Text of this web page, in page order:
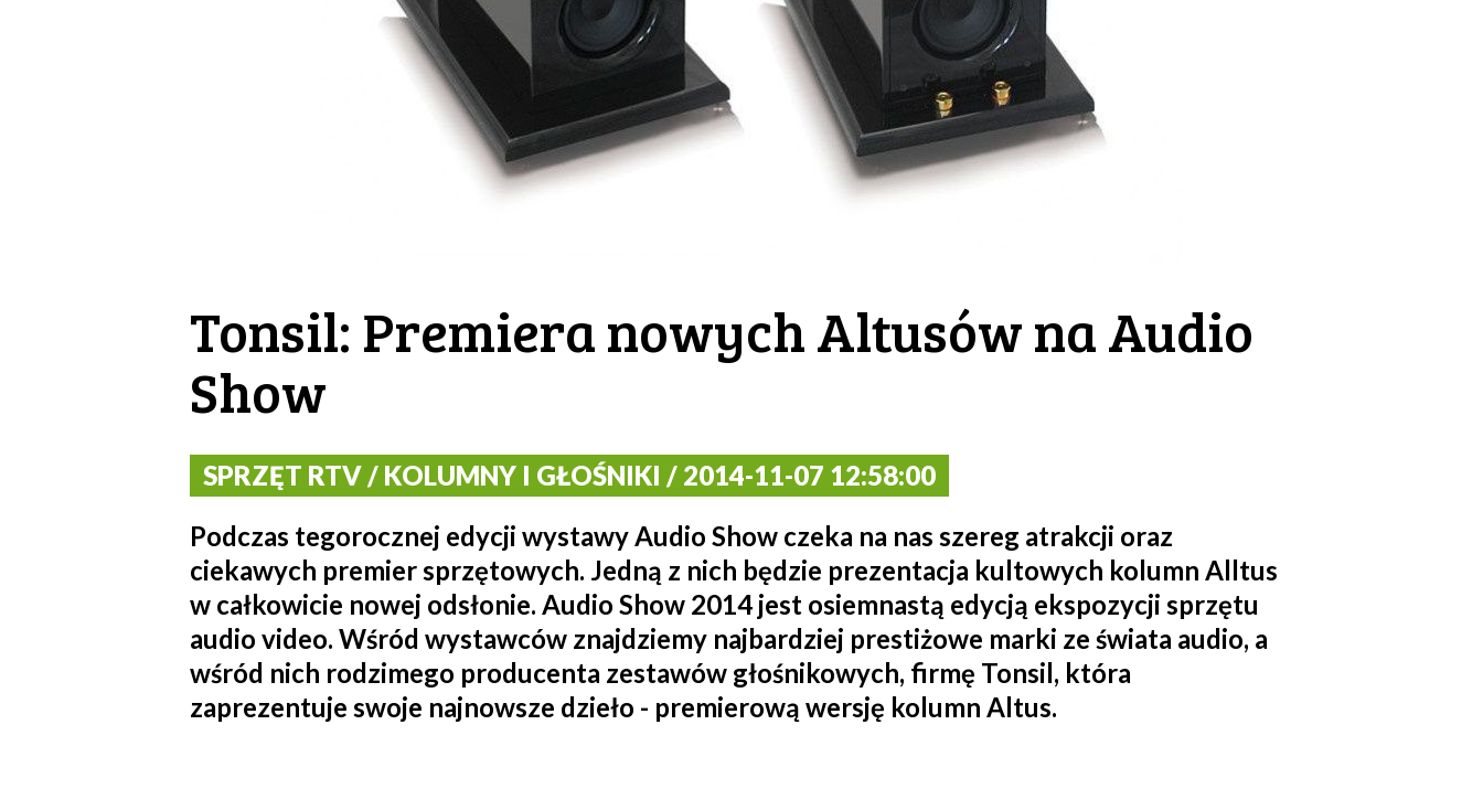
Tonsil: Premiera nowych Altusów na Audio
Show
SPRZĘT RTV / KOLUMNY I GŁOŚNIKI / 2014-11-07 12:58:00
Podczas tegorocznej edycji wystawy Audio Show czeka na nas szereg atrakcji oraz
ciekawych premier sprzętowych. Jedną z nich będzie prezentacja kultowych kolumn Alltus
w całkowicie nowej odsłonie. Audio Show 2014 jest osiemnastą edycją ekspozycji sprzętu
audio video. Wśród wystawców znajdziemy najbardziej prestiżowe marki ze świata audio, a
wśród nich rodzimego producenta zestawów głośnikowych, firmę Tonsil, która
zaprezentuje swoje najnowsze dzieło - premierową wersję kolumn Altus.